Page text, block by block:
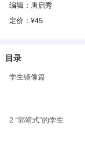
编辑：唐启秀
定价： ¥45
目录
学生镜像篇
2 “郭靖式”的学生